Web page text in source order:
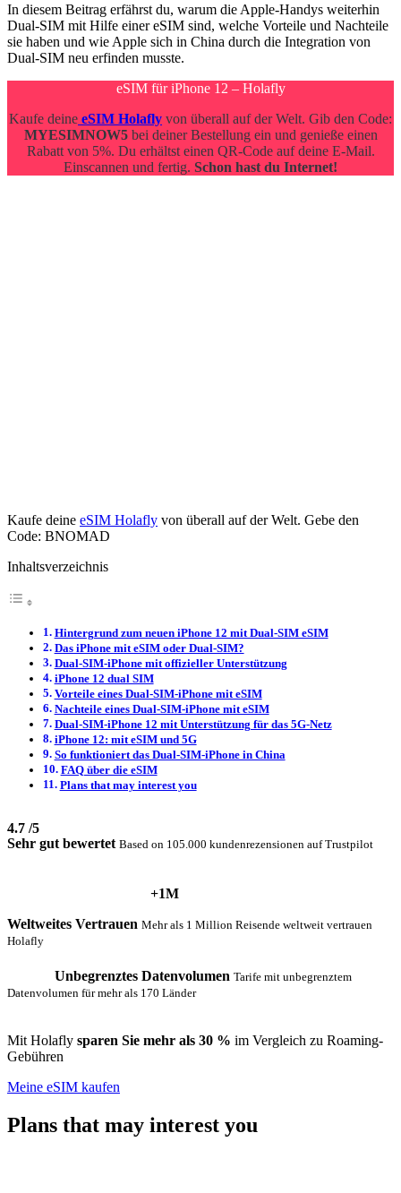
In diesem Beitrag erfährst du, warum die Apple-Handys weiterhin
Dual-SIM mit Hilfe einer eSIM sind, welche Vorteile und Nachteile
sie haben und wie Apple sich in China durch die Integration von
Dual-SIM neu erfinden musste.
eSIM für iPhone 12 – Holafly
Kaufe deine eSIM Holafly von überall auf der Welt. Gib den Code:
MYESIMNOW5bei deiner Bestellung ein und genieße einen
Rabatt von 5%. Du erhältst einen QR-Code auf deine E-Mail.
Einscannen und fertig. Schon hast du Internet!
Kaufe deine eSIM Holafly von überall auf der Welt. Gebe den
Code: BNOMAD
Inhaltsverzeichnis
Hintergrund zum neuen iPhone 12 mit Dual-SIM eSIM
Das iPhone mit eSIM oder Dual-SIM?
Dual-SIM-iPhone mit offizieller Unterstützung
iPhone 12 dual SIM
Vorteile eines Dual-SIM-iPhone mit eSIM
Nachteile eines Dual-SIM-iPhone mit eSIM
Dual-SIM-iPhone 12 mit Unterstützung für das 5G-Netz
iPhone 12: mit eSIM und 5G
So funktioniert das Dual-SIM-iPhone in China
FAQ über die eSIM
Plans that may interest you
4.7 /5
Sehr gut bewertet Based on 105.000 kundenrezensionen auf Trustpilot
+1M
Weltweites Vertrauen Mehr als 1 Million Reisende weltweit vertrauen
Holafly
Unbegrenztes Datenvolumen Tarife mit unbegrenztem
Datenvolumen für mehr als 170 Länder
Mit Holafly sparen Sie mehr als 30 % im Vergleich zu Roaming-
Gebühren
Meine eSIM kaufen
Plans that may interest you